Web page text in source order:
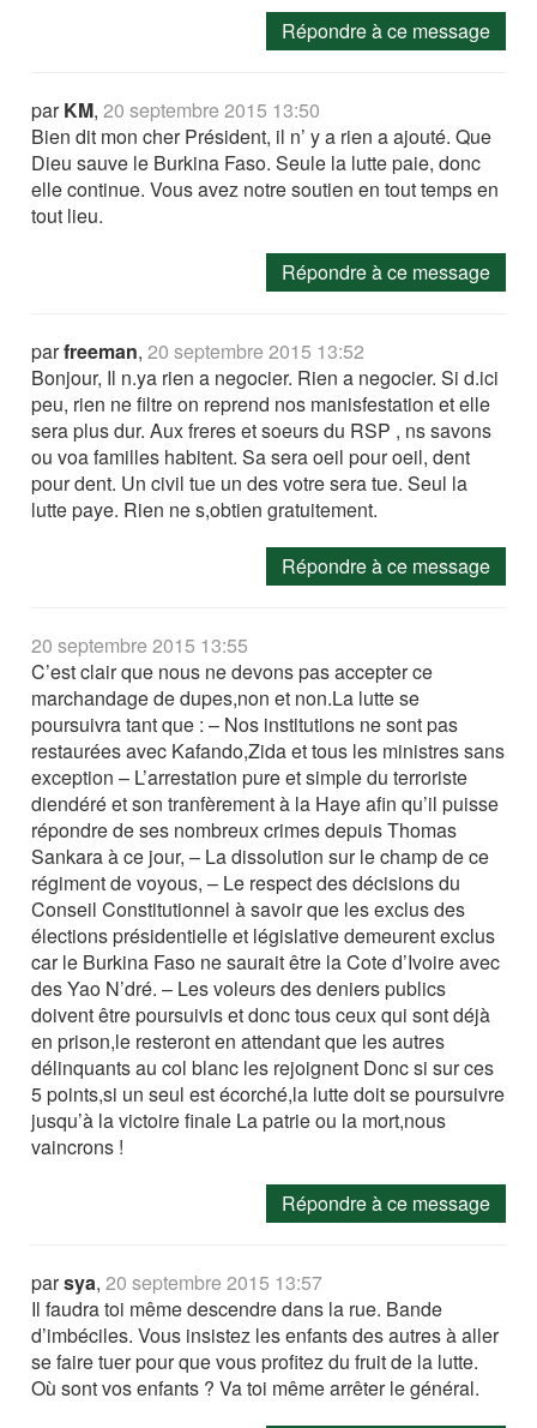
Répondre à ce message
parKM,20 septembre 2015 13:50
Bien dit mon cher Président, il n’ y a rien a ajouté. Que
Dieu sauve le Burkina Faso. Seule la lutte paie, donc
elle continue. Vous avez notre soutien en tout temps en
tout lieu.
Répondre à ce message
parfreeman,20 septembre 2015 13:52
Bonjour, Il n.ya rien a negocier. Rien a negocier. Si d.ici
peu, rien ne filtre on reprend nos manisfestation et elle
sera plus dur. Aux freres et soeurs du RSP , ns savons
ou voa familles habitent. Sa sera oeil pour oeil, dent
pour dent. Un civil tue un des votre sera tue. Seul la
lutte paye. Rien ne s,obtien gratuitement.
Répondre à ce message
20 septembre 2015 13:55
C’est clair que nous ne devons pas accepter ce
marchandage de dupes,non et non.La lutte se
poursuivra tant que : – Nos institutions ne sont pas
restaurées avec Kafando,Zida et tous les ministres sans
exception – L’arrestation pure et simple du terroriste
diendéré et son tranfèrement à la Haye afin qu’il puisse
répondre de ses nombreux crimes depuis Thomas
Sankara à ce jour, – La dissolution sur le champ de ce
régiment de voyous, – Le respect des décisions du
Conseil Constitutionnel à savoir que les exclus des
élections présidentielle et législative demeurent exclus
car le Burkina Faso ne saurait être la Cote d’Ivoire avec
des Yao N’dré. – Les voleurs des deniers publics
doivent être poursuivis et donc tous ceux qui sont déjà
en prison,le resteront en attendant que les autres
délinquants au col blanc les rejoignent Donc si sur ces
5 points,si un seul est écorché,la lutte doit se poursuivre
jusqu’à la victoire finale La patrie ou la mort,nous
vaincrons !
Répondre à ce message
parsya,20 septembre 2015 13:57
Il faudra toi même descendre dans la rue. Bande
d’imbéciles. Vous insistez les enfants des autres à aller
se faire tuer pour que vous profitez du fruit de la lutte.
Où sont vos enfants ? Va toi même arrêter le général.